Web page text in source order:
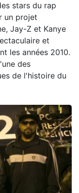
stars du rap
un projet
Jay-Z et Kanye
et
les années 2010.
des
de l'histoire du